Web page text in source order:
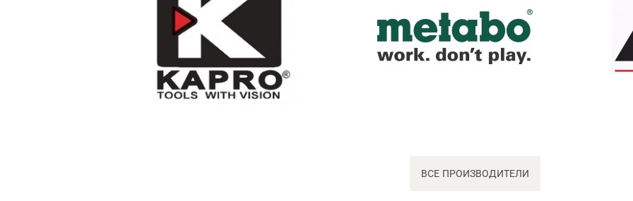
ВСЕ ПРОИЗВОДИТЕЛИ